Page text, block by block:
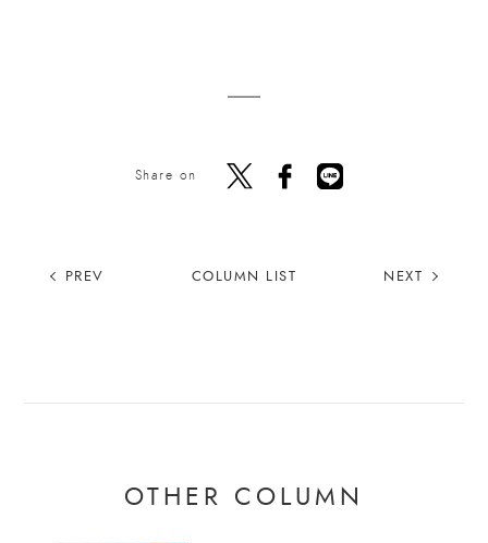
Share on
PREV COLUMN LIST NEXT
OTHER COLUMN